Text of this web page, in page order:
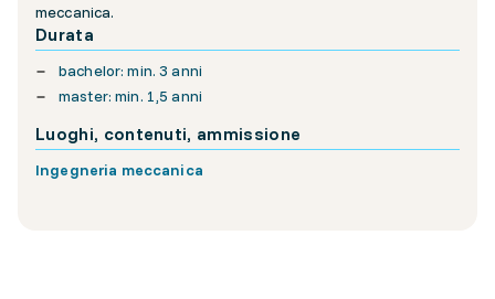
meccanica.
Durata
bachelor: min. 3 anni
master: min. 1,5 anni
Luoghi, contenuti, ammissione
Ingegneria meccanica